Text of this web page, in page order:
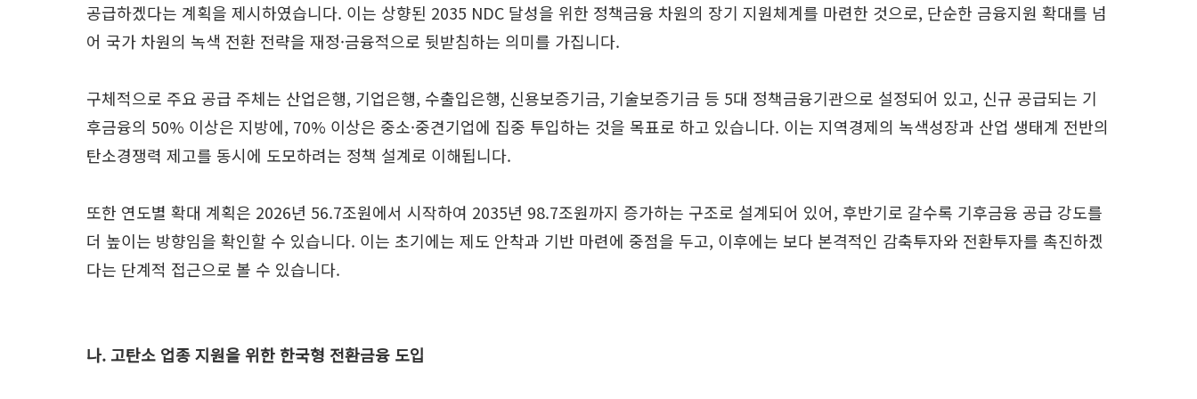
공급하겠다는 계획을 제시하였습니다. 이는 상향된 2035 NDC 달성을 위한 정책금융 차원의 장기 지원체계를 마련한 것으로, 단순한 금융지원 확대를 넘
어 국가 차원의 녹색 전환 전략을 재정·금융적으로 뒷받침하는 의미를 가집니다.
구체적으로 주요 공급 주체는 산업은행, 기업은행, 수출입은행, 신용보증기금, 기술보증기금 등 5대 정책금융기관으로 설정되어 있고, 신규 공급되는 기
후금융의 50% 이상은 지방에, 70% 이상은 중소·중견기업에 집중 투입하는 것을 목표로 하고 있습니다. 이는 지역경제의 녹색성장과 산업 생태계 전반의
탄소경쟁력 제고를 동시에 도모하려는 정책 설계로 이해됩니다.
또한 연도별 확대 계획은 2026년 56.7조원에서 시작하여 2035년 98.7조원까지 증가하는 구조로 설계되어 있어, 후반기로 갈수록 기후금융 공급 강도를
더 높이는 방향임을 확인할 수 있습니다. 이는 초기에는 제도 안착과 기반 마련에 중점을 두고, 이후에는 보다 본격적인 감축투자와 전환투자를 촉진하겠
다는 단계적 접근으로 볼 수 있습니다.
나. 고탄소 업종 지원을 위한 한국형 전환금융 도입